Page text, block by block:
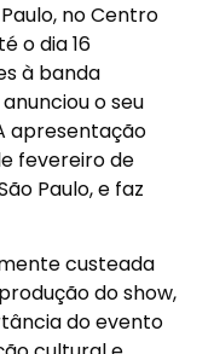
no Centro
o dia 16
à banda
o seu
apresentação
fevereiro de
Paulo, e faz
custeada
do show,
do evento